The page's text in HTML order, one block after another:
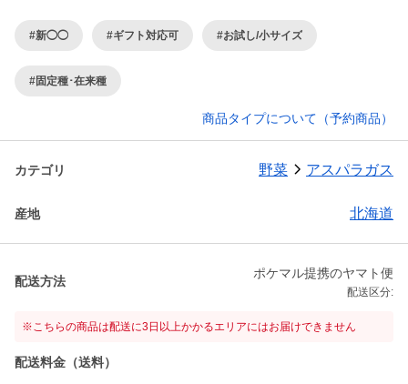
#新◯◯ #ギフト対応可 #お試し/小サイズ
#固定種･在来種
商品タイプについて（予約商品）
カテゴリ 野菜 アスパラガス
産地 北海道
配送方法
ポケマル提携のヤマト便
配送区分:
※こちらの商品は配送に3日以上かかるエリアにはお届けできません
配送料金（送料）